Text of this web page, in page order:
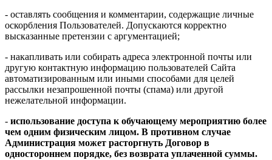
- оставлять сообщения и комментарии, содержащие личные
оскорбления Пользователей. Допускаются корректно
высказанные претензии с аргументацией;
- накапливать или собирать адреса электронной почты или
другую контактную информацию пользователей Сайта
автоматизированным или иными способами для целей
рассылки незапрошенной почты (спама) или другой
нежелательной информации.
- использование доступа к обучающему мероприятию более
чем одним физическим лицом. В противном случае
Администрация может расторгнуть Договор в
одностороннем порядке, без возврата уплаченной суммы.